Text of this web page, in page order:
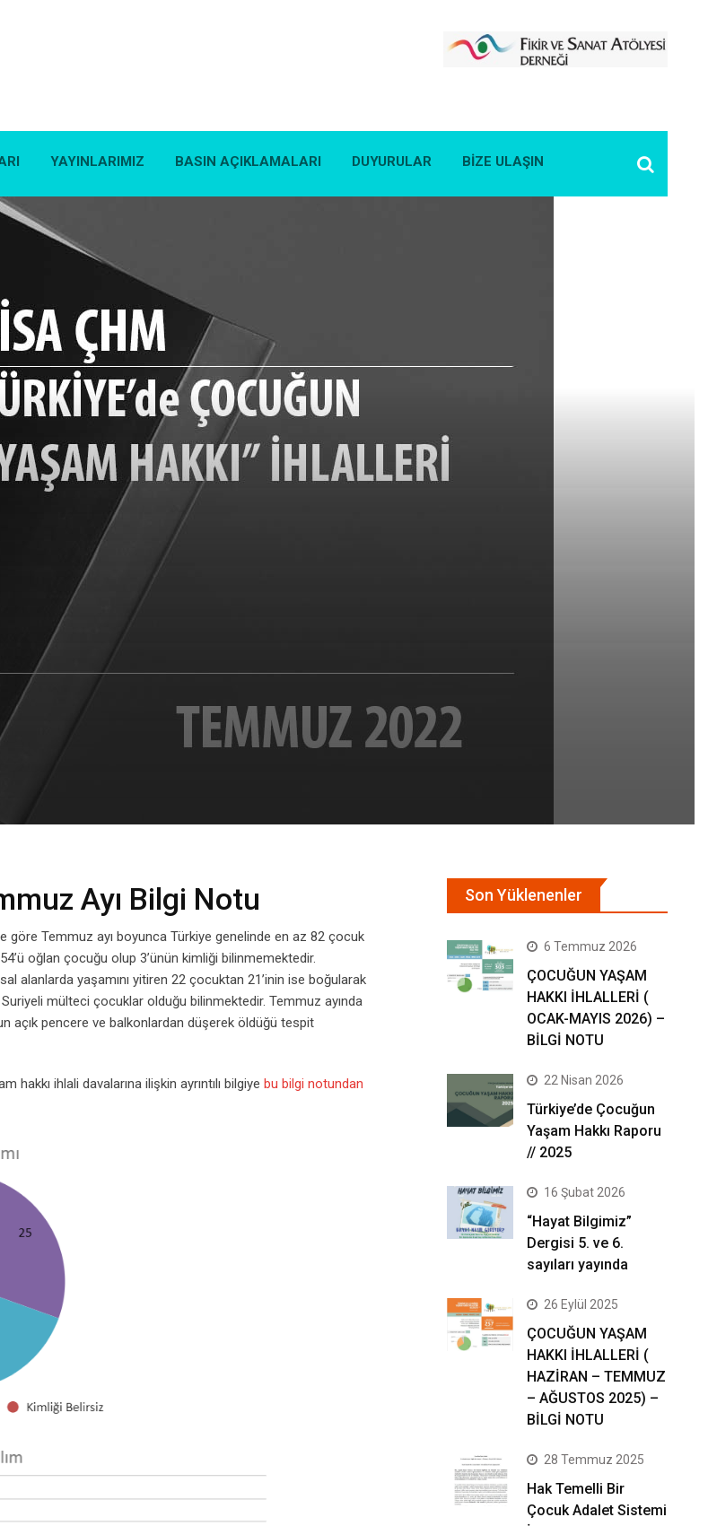
YAYINLARIMIZ BASIN AÇIKLAMALARI DUYURULAR BIZE ULAŞIN
Ayı Bilgi Notu
göre Temmuz ayı boyunca Türkiye genelinde en az 82 çocuk
oğlan çocuğu olup 3’ünün kimliği bilinmemektedir.
alanlarda yaşamını yitiren 22 çocuktan 21’inin ise boğularak
Suriyeli mülteci çocuklar olduğu bilinmektedir. Temmuz ayında
açık pencere ve balkonlardan düşerek öldüğü tespit
ihlali davalarına ilişkin ayrıntılı bilgiye bu bilgi notundan
Son Yüklenenler
6 Temmuz 2026
ÇOCUĞUN YAŞAM
HAKKI İHLALLERİ (
OCAK-MAYIS 2026) –
BİLGİ NOTU
22 Nisan 2026
Türkiye’de Çocuğun
Yaşam Hakkı Raporu
// 2025
16 Şubat 2026
“Hayat Bilgimiz”
Dergisi 5. ve 6.
sayıları yayında
26 Eylül 2025
ÇOCUĞUN YAŞAM
HAKKI İHLALLERİ (
HAZİRAN – TEMMUZ
– AĞUSTOS 2025) –
BİLGİ NOTU
28 Temmuz 2025
Hak Temelli Bir
Çocuk Adalet Sistemi